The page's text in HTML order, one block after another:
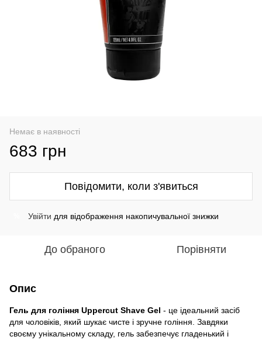
Немає в наявності
683 грн
Повідомити, коли з'явиться
Увійти для відображення накопичувальної знижки
До обраного Порівняти
Опис
Гель для гоління Uppercut Shave Gel - це ідеальний засіб
для чоловіків, який шукає чисте і зручне гоління. Завдяки
своєму унікальному складу, гель забезпечує гладенький і